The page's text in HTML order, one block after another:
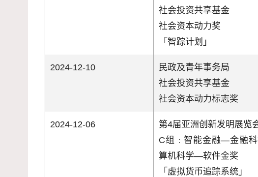
社会投资共享基金
社会资本动力奖
「智踪计划」
2024-12-10
民政及青年事务局
社会投资共享基金
社会资本动力标志奖
2024-12-06
第4届亚洲创新发明展览
C组﹕智能金融—金融
算机科学—软件金奖
「虚拟货币追踪系统」